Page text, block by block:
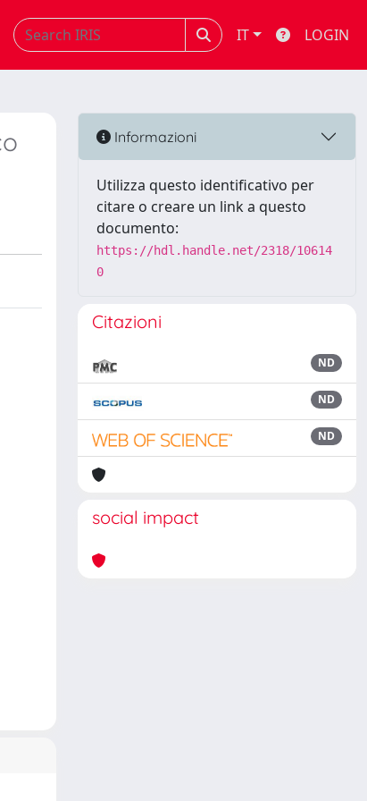
IT LOGIN
Informazioni
Utilizza questo identificativo per
citare o creare un link a questo
documento:
https://hdl.handle.net/2318/10614
0
Citazioni
ND
ND
ND
social impact